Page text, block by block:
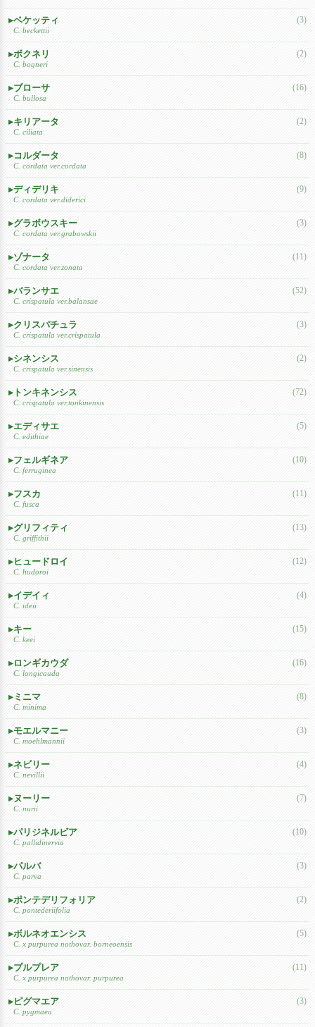
ベケッティ
C. beckettii
(3)
ボクネリ
C. bogneri
(2)
ブローサ
C. bullosa
(16)
キリアータ
C. ciliata
(2)
コルダータ
C. cordata ver.cordata
(8)
ディデリキ
C. cordata ver.diderici
(9)
グラボウスキー
C. cordata ver.grabowskii
(3)
ゾナータ
C. cordata ver.zonata
(11)
バランサエ
C. crispatula ver.balansae
(52)
クリスパチュラ
C. crispatula ver.crispatula
(3)
シネンシス
C. crispatula ver.sinensis
(2)
トンキネンシス
C. crispatula ver.tonkinensis
(72)
エディサエ
C. edithiae
(5)
フェルギネア
C. ferruginea
(10)
フスカ
C. fusca
(11)
グリフィティ
C. griffithii
(13)
ヒュードロイ
C. hudoroi
(12)
イデイィ
C. ideii
(4)
キー
C. keei
(15)
ロンギカウダ
C. longicauda
(16)
ミニマ
C. minima
(8)
モエルマニー
C. moehlmannii
(3)
ネビリー
C. nevillii
(4)
ヌーリー
C. nurii
(7)
パリジネルビア
C. pallidinervia
(10)
パルバ
C. parva
(3)
ポンテデリフォリア
C. pontederiifolia
(2)
ボルネオエンシス
C. x purpurea nothovar. borneoensis
(5)
プルプレア
C. x purpurea nothovar. purpurea
(11)
ピグマエア
C. pygmaea
(3)